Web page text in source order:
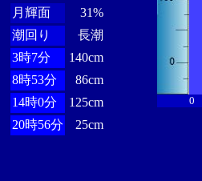
月輝面
31%
潮回り
長潮
3時7分
140cm
8時53分
86cm
14時0分
125cm
20時56分
25cm
0